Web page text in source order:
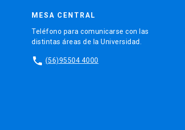
MESA CENTRAL
Teléfono para comunicarse con las
distintas áreas de la Universidad.
phone (56)95504 4000